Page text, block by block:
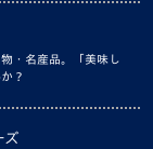
・名産品。「美味し
？
ズ